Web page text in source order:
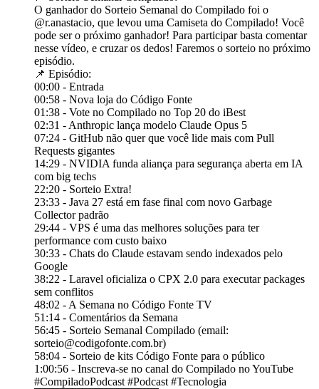
O ganhador do Sorteio Semanal do Compilado foi o
@‌r.anastacio, que levou uma Camiseta do Compilado! Você
pode ser o próximo ganhador! Para participar basta comentar
nesse vídeo, e cruzar os dedos! Faremos o sorteio no próximo
episódio.
📌 Episódio:
00:00 - Entrada
00:58 - Nova loja do Código Fonte
01:38 - Vote no Compilado no Top 20 do iBest
02:31 - Anthropic lança modelo Claude Opus 5
07:24 - GitHub não quer que você lide mais com Pull
Requests gigantes
14:29 - NVIDIA funda aliança para segurança aberta em IA
com big techs
22:20 - Sorteio Extra!
23:33 - Java 27 está em fase final com novo Garbage
Collector padrão
29:44 - VPS é uma das melhores soluções para ter
performance com custo baixo
30:33 - Chats do Claude estavam sendo indexados pelo
Google
38:22 - Laravel oficializa o CPX 2.0 para executar packages
sem conflitos
48:02 - A Semana no Código Fonte TV
51:14 - Comentários da Semana
56:45 - Sorteio Semanal Compilado (email:
sorteio@codigofonte.com.br)
58:04 - Sorteio de kits Código Fonte para o público
1:00:56 - Inscreva-se no canal do Compilado no YouTube
#CompiladoPodcast #Podcast #Tecnologia